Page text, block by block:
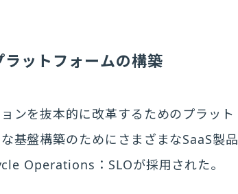
ットフォームの構築
ンを抜本的に改革するためのプラット
基盤構築のためにさまざまなSaaS製品
Operations：SLOが採用された。